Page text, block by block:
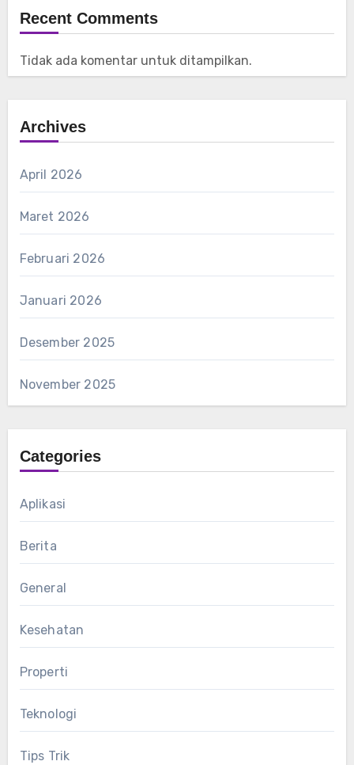
Recent Comments
Tidak ada komentar untuk ditampilkan.
Archives
April 2026
Maret 2026
Februari 2026
Januari 2026
Desember 2025
November 2025
Categories
Aplikasi
Berita
General
Kesehatan
Properti
Teknologi
Tips Trik